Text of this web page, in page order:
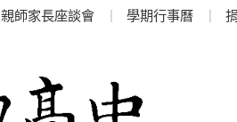
親師家長座談會 學期行事曆